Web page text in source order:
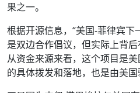
果之一。
根据开源信息，“美国-菲律宾下
是双边合作倡议，但实际上背后
从资金来源来看，这个项目是
的具体拨发和落地，也是由美国